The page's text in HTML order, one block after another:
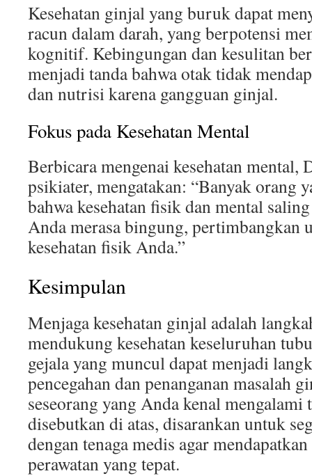
Kesehatan ginjal yang buruk dapat
racun dalam darah, yang berpotensi
kognitif. Kebingungan dan kesulitan
menjadi tanda bahwa otak tidak
dan nutrisi karena gangguan ginjal.
Fokus pada Kesehatan Mental
Berbicara mengenai kesehatan mental,
psikiater, mengatakan: “Banyak orang
bahwa kesehatan fisik dan mental
Anda merasa bingung, pertimbangkan
kesehatan fisik Anda.”
Kesimpulan
Menjaga kesehatan ginjal adalah
mendukung kesehatan keseluruhan
gejala yang muncul dapat menjadi
pencegahan dan penanganan masalah
seseorang yang Anda kenal mengalami
disebutkan di atas, disarankan untuk
dengan tenaga medis agar
perawatan yang tepat.